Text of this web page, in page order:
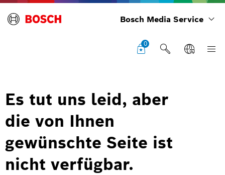
Bosch Media Service
0
Es tut uns leid, aber
die von Ihnen
gewünschte Seite ist
nicht verfügbar.